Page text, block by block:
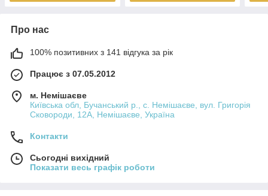
Про нас
100% позитивних з 141 відгука за рік
Працює з 07.05.2012
м. Немішаєве
Київська обл, Бучанський р., с. Немішаєве, вул. Григорія
Сковороди, 12А, Немішаєве, Україна
Контакти
Сьогодні вихідний
Показати весь графік роботи